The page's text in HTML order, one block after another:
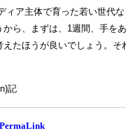
ィア主体で育った若い世代
ら、まずは、1週間、手を
えたほうが良いでしょう。そ
記
PermaLink